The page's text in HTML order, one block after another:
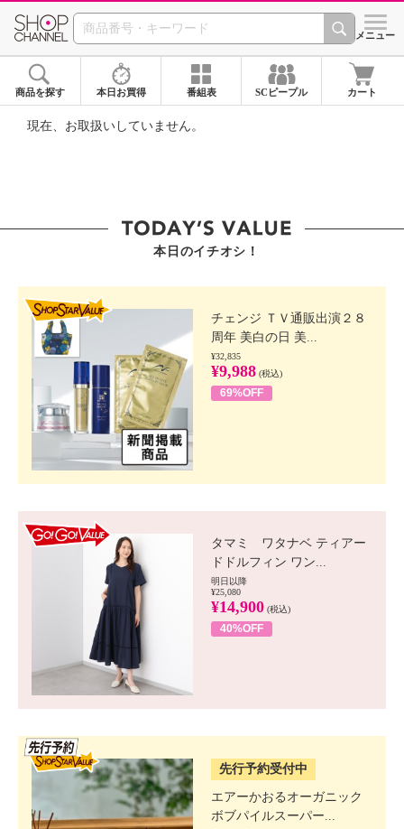
SHOP CHANNEL ショッ
メニュー
商品を探す 本日お買得 番組表 SCピープル カート
現在、お取扱いしていません。
本日のイチオシ！
チェンジ ＴＶ通販出演２８
周年 美白の日 美...
¥32,835
¥9,988 (税込)
69%OFF
タマミ ワタナベ ティアー
ドドルフィン ワン...
明日以降
¥25,080
¥14,900 (税込)
40%OFF
先行予約受付中
エアーかおるオーガニック
ボブパイルスーパー...